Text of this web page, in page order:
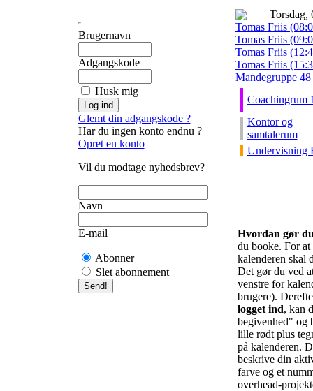
Brugernavn
Adgangskode
Husk mig
Glemt din adgangskode ?
Har du ingen konto endnu ?
Opret en konto
Vil du modtage nyhedsbrev?
Navn
E-mail
Abonner
Slet abonnement
Torsdag,
Tomas Friis
Tomas Friis
Tomas Friis
Tomas Friis
Mandegruppe
Coachingrum
Kontor og
samtalerum
Undervisning
Hvordan gør
du booke. For
kalenderen skal
Det gør du ved
venstre for
brugere).
logget ind, kan
begivenhed" og
lille rødt plus
på kalenderen.
beskrive din
farve og et
overhead-